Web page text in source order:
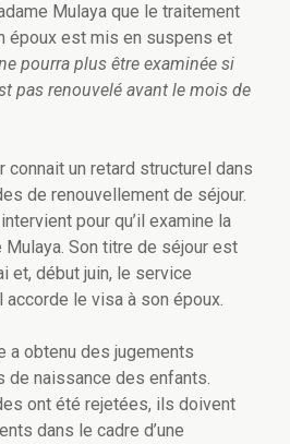
Mulaya que le traitement
époux est mis en suspens et
pourra plus être examinée si
pas renouvelé avant le mois de
connait un retard structurel dans
de renouvellement de séjour.
pour qu’il examine la
Son titre de séjour est
et, début juin, le service
le visa à son époux.
a obtenu des jugements
naissance des enfants.
ont été rejetées, ils doivent
dans le cadre d’une